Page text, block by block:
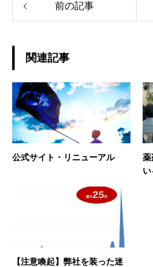
前の記事
関連記事
公式サイト・リニューアル
薬
【注意喚起】弊社を装った迷